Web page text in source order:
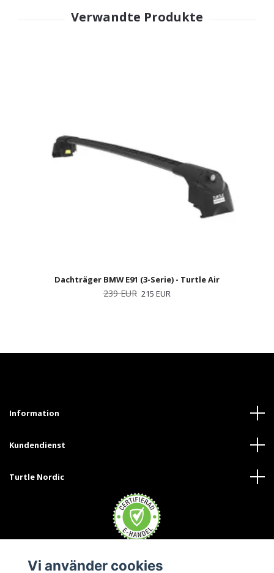
Dachträger BMW E91 (3-Serie) - Turtle Air
239 EUR 215 EUR
Information
Kundendienst
Turtle Nordic
Vi använder cookies